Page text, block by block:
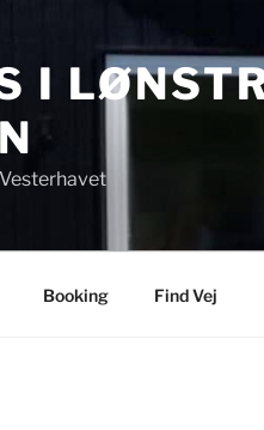
I
Booking Find Vej